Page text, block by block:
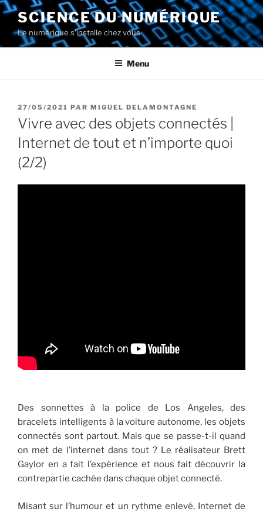
Aller
contenu
principal
SCIENCE DU NUMÉRIQUE
Le numérique s'installe chez vous
Menu
PUBLIÉ
LE
27/05/2021 PAR MIGUEL DELAMONTAGNE
Vivre avec des objets connectés |
Internet de tout et n’importe quoi
(2/2)
Des sonnettes à la police de Los Angeles, des
bracelets intelligents à la voiture autonome, les objets
connectés sont partout. Mais que se passe-t-il quand
on met de l’internet dans tout ? Le réalisateur Brett
Gaylor en a fait l’expérience et nous fait découvrir la
contrepartie cachée dans chaque objet connecté.
Misant sur l’humour et un rythme enlevé, Internet de